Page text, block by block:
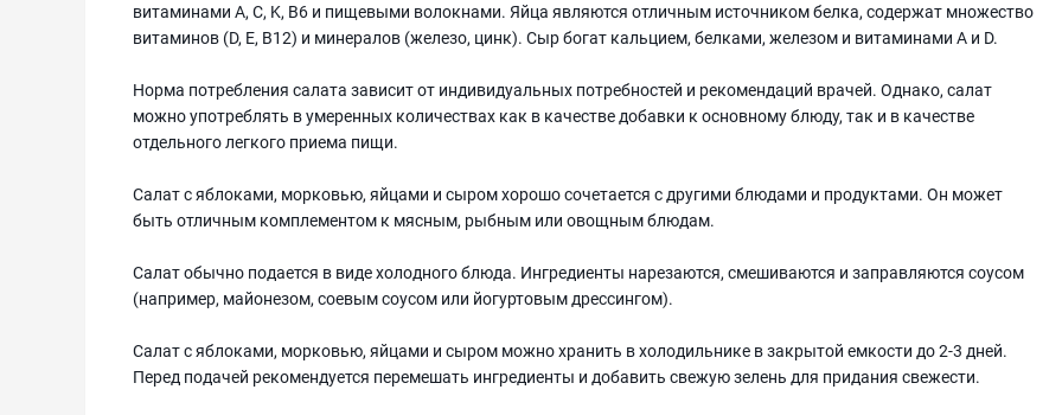
витаминами А, C, K, В6 и пищевыми волокнами. Яйца являются отличным источником белка, содержат множество
витаминов (D, Е, В12) и минералов (железо, цинк). Сыр богат кальцием, белками, железом и витаминами A и D.
Норма потребления салата зависит от индивидуальных потребностей и рекомендаций врачей. Однако, салат
можно употреблять в умеренных количествах как в качестве добавки к основному блюду, так и в качестве
отдельного легкого приема пищи.
Салат с яблоками, морковью, яйцами и сыром хорошо сочетается с другими блюдами и продуктами. Он может
быть отличным комплементом к мясным, рыбным или овощным блюдам.
Салат обычно подается в виде холодного блюда. Ингредиенты нарезаются, смешиваются и заправляются соусом
(например, майонезом, соевым соусом или йогуртовым дрессингом).
Салат с яблоками, морковью, яйцами и сыром можно хранить в холодильнике в закрытой емкости до 2-3 дней.
Перед подачей рекомендуется перемешать ингредиенты и добавить свежую зелень для придания свежести.